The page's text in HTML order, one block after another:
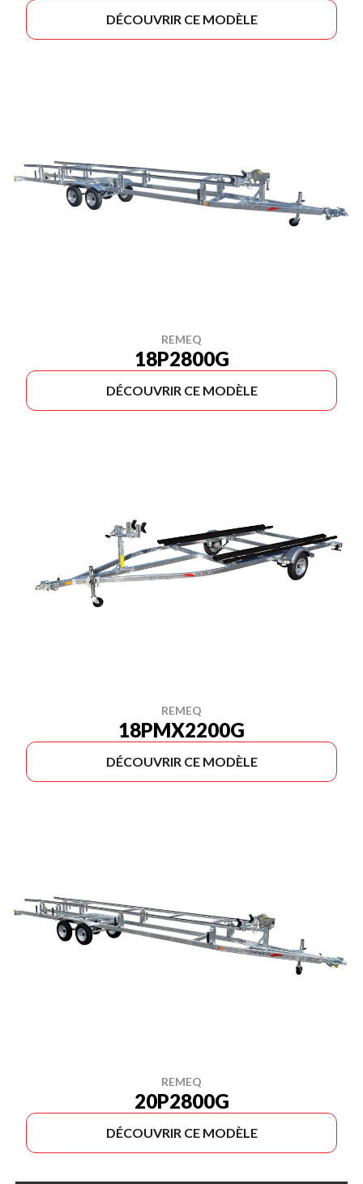
DÉCOUVRIR CE MODÈLE
REMEQ
18P2800G
DÉCOUVRIR CE MODÈLE
REMEQ
18PMX2200G
DÉCOUVRIR CE MODÈLE
REMEQ
20P2800G
DÉCOUVRIR CE MODÈLE